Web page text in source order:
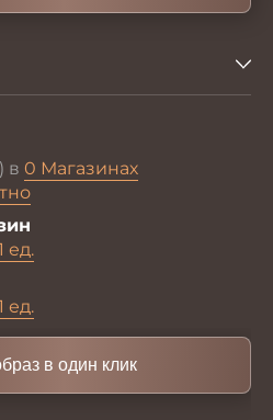
в 0 Магазинах
ед.
ед.
в один клик